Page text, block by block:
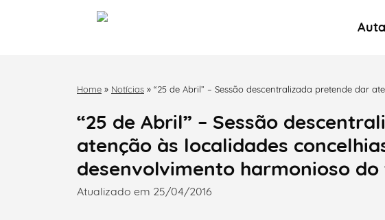
Home » Notícias » “25 de Abril” – Sessão descentralizada pretende dar
“25 de Abril” – Sessão
atenção às localidades
desenvolvimento harmonioso
Atualizado em 25/04/2016